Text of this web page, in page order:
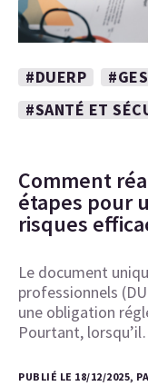
#DUERP
#SANTÉ ET
Comment
étapes pour
risques
Le document
professionnels
une obligation
Pourtant,
PUBLIÉ LE 18/12/2025,